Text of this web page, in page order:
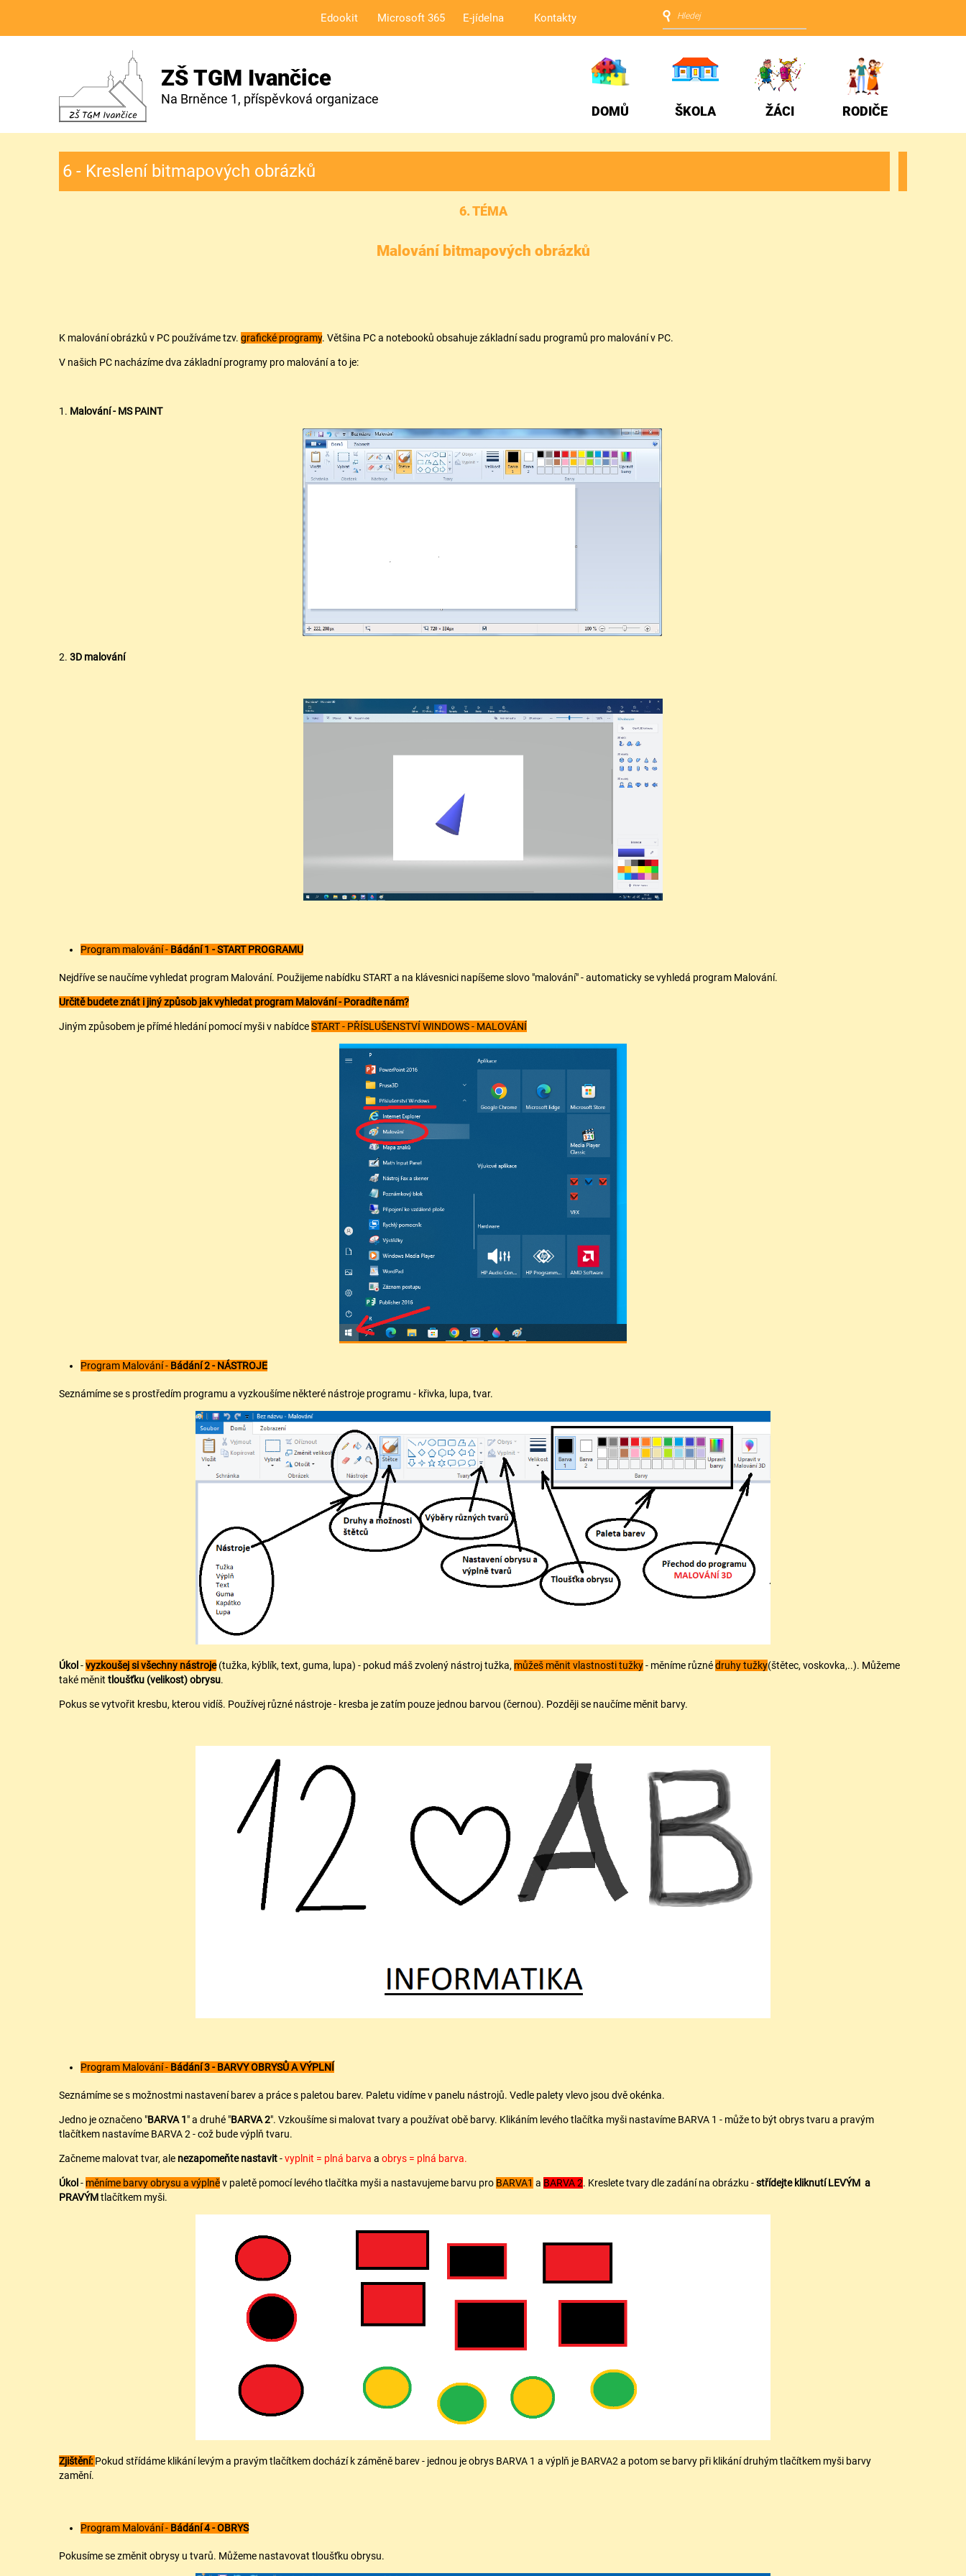
Edookit Microsoft 365 E-jídelna Kontakty
ZŠ TGM Ivančice
Na Brněnce 1, příspěvková organizace
DOMŮ
ŠKOLA ŽÁCI RODIČE
6 - Kreslení bitmapových obrázků
6. TÉMA
Malování bitmapových obrázků
K malování obrázků v PC používáme tzv. grafické programy. Většina PC a notebooků obsahuje základní sadu programů pro malování v PC.
V našich PC nacházíme dva základní programy pro malování a to je:
1. Malování - MS PAINT
2. 3D malování
Program malování - Bádání 1 - START PROGRAMU
Nejdříve se naučíme vyhledat program Malování. Použijeme nabídku START a na klávesnici napíšeme slovo "malování" - automaticky se vyhledá program Malování.
Určitě budete znát i jiný způsob jak vyhledat program Malování - Poradíte nám?
Jiným způsobem je přímé hledání pomocí myši v nabídceSTART - PŘÍSLUŠENSTVÍ WINDOWS - MALOVÁNÍ
Program Malování - Bádání 2 - NÁSTROJE
Seznámíme se s prostředím programu a vyzkoušíme některé nástroje programu - křivka, lupa, tvar.
Úkol -vyzkoušej si všechny nástroje(tužka, kýblík, text, guma, lupa) - pokud máš zvolený nástroj tužka, můžeš měnit vlastnosti tužky- měníme různédruhy tužky(štětec, voskovka,..). Můžeme
také měnit tloušťku (velikost) obrysu.
Pokus se vytvořit kresbu, kterou vidíš. Používej různé nástroje - kresba je zatím pouze jednou barvou (černou). Později se naučíme měnit barvy.
Program Malování - Bádání 3 - BARVY OBRYSŮ A VÝPLNÍ
Seznámíme se s možnostmi nastavení barev a práce s paletou barev. Paletu vidíme v panelu nástrojů. Vedle palety vlevo jsou dvě okénka.
Jedno je označeno "BARVA 1" a druhé "BARVA 2". Vzkoušíme si malovat tvary a používat obě barvy. Klikáním levého tlačítka myši nastavíme BARVA 1 - může to být obrys tvaru a pravým
tlačítkem nastavíme BARVA 2 - což bude výplň tvaru.
Začneme malovat tvar, ale nezapomeňte nastavit-vyplnit = plná barva a obrys = plná barva.
Úkol - měníme barvy obrysu a výplněv paletě pomocí levého tlačítka myši a nastavujeme barvu pro BARVA1 a BARVA 2. Kreslete tvary dle zadání na obrázku -střídejte kliknutí LEVÝM a
PRAVÝMtlačítkem myši.
Zjištění: Pokud střídáme klikání levým a pravým tlačítkem dochází k záměně barev - jednou je obrys BARVA 1 a výplň je BARVA2 a potom se barvy při klikání druhým tlačítkem myši barvy
zamění.
Program Malování - Bádání 4 - OBRYS
Pokusíme se změnit obrysy u tvarů. Můžeme nastavovat tloušťku obrysu.